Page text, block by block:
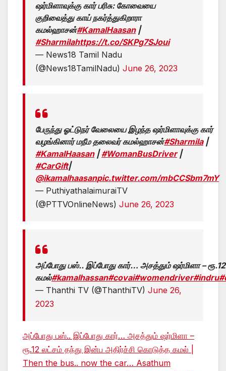
ஷர்மிளாவுக்கு கார் பரிசு: கோவையை
குறிவைத்து காய் நகர்த்துகிறாரா
கமல்ஹாசன்#KamalHaasan|
#Sharmilahttps://t.co/SKPg7SJoui
— News18 Tamil Nadu
(@News18TamilNadu) June 26, 2023
பேருந்து ஓட்டுநர் வேலையை இழந்த ஷர்மிளாவுக்கு கார்
வழங்கினார் மநீம தலைவர் கமல்ஹாசன்#Sharmila|
#KamalHaasan|#WomanBusDriver|
#CarGift|
@ikamalhaasanpic.twitter.com/mbCCSbm7mY
— PuthiyathalaimuraiTV
(@PTTVOnlineNews) June 26, 2023
அப்போது பஸ்.. இப்போது கார்… அசத்தும் ஷர்மிளா –
கமல்#kamalhassan#covai#womendriver#indru
— Thanthi TV (@ThanthiTV) June 26,
2023
அப்போது பஸ்.. இப்போது கார்… அசத்தும் ஷர்மிளா –
ரூ.12 லட்சம் தந்து இன்ப அதிர்ச்சி கொடுத்த கமல் |
Then the bus.. now the car… Asathum